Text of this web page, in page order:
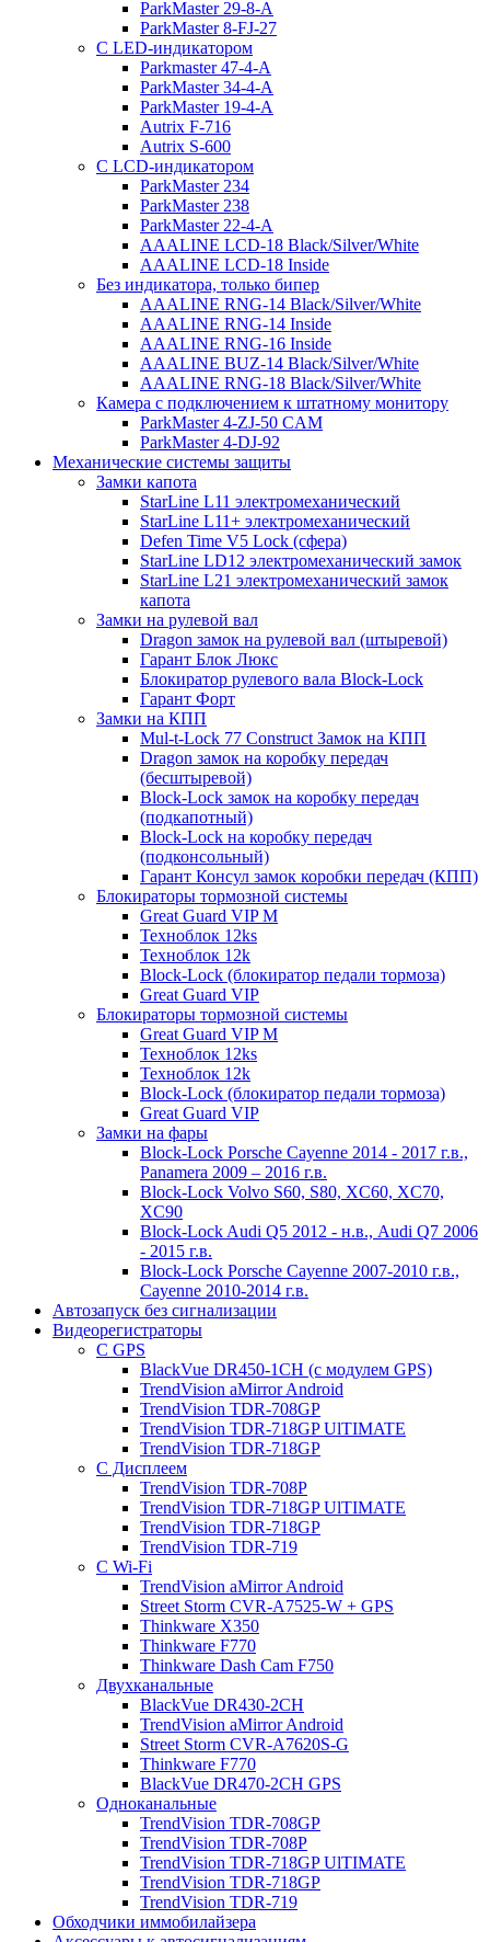
ParkMaster 29-8-A
ParkMaster 8-FJ-27
С LED-индикатором
Parkmaster 47-4-A
ParkMaster 34-4-A
ParkMaster 19-4-A
Autrix F-716
Autrix S-600
С LCD-индикатором
ParkMaster 234
ParkMaster 238
ParkMaster 22-4-A
AAALINE LCD-18 Black/Silver/White
AAALINE LCD-18 Inside
Без индикатора, только бипер
AAALINE RNG-14 Black/Silver/White
AAALINE RNG-14 Inside
AAALINE RNG-16 Inside
AAALINE BUZ-14 Black/Silver/White
AAALINE RNG-18 Black/Silver/White
Камера с подключением к штатному монитору
ParkMaster 4-ZJ-50 CAM
ParkMaster 4-DJ-92
Механические системы защиты
Замки капота
StarLine L11 электромеханический
StarLine L11+ электромеханический
Defen Time V5 Lock (сфера)
StarLine LD12 электромеханический замок
StarLine L21 электромеханический замок
капота
Замки на рулевой вал
Dragon замок на рулевой вал (штыревой)
Гарант Блок Люкс
Блокиратор рулевого вала Block-Lock
Гарант Форт
Замки на КПП
Mul-t-Lock 77 Construct Замок на КПП
Dragon замок на коробку передач
(бесштыревой)
Block-Lock замок на коробку передач
(подкапотный)
Block-Lock на коробку передач
(подконсольный)
Гарант Консул замок коробки передач (КПП)
Блокираторы тормозной системы
Great Guard VIP M
Техноблок 12ks
Техноблок 12k
Block-Lock (блокиратор педали тормоза)
Great Guard VIP
Блокираторы тормозной системы
Great Guard VIP M
Техноблок 12ks
Техноблок 12k
Block-Lock (блокиратор педали тормоза)
Great Guard VIP
Замки на фары
Block-Lock Porsche Cayenne 2014 - 2017 г.в.,
Panamera 2009 – 2016 г.в.
Block-Lock Volvo S60, S80, XC60, XC70,
XC90
Block-Lock Audi Q5 2012 - н.в., Audi Q7 2006
- 2015 г.в.
Block-Lock Porsche Cayenne 2007-2010 г.в.,
Cayenne 2010-2014 г.в.
Автозапуск без сигнализации
Видеорегистраторы
С GPS
BlackVue DR450-1CH (с модулем GPS)
TrendVision aMirror Android
TrendVision TDR-708GP
TrendVision TDR-718GP UlTIMATE
TrendVision TDR-718GP
С Дисплеем
TrendVision TDR-708P
TrendVision TDR-718GP UlTIMATE
TrendVision TDR-718GP
TrendVision TDR-719
С Wi-Fi
TrendVision aMirror Android
Street Storm CVR-A7525-W + GPS
Thinkware X350
Thinkware F770
Thinkware Dash Cam F750
Двухканальные
BlackVue DR430-2CH
TrendVision aMirror Android
Street Storm CVR-A7620S-G
Thinkware F770
BlackVue DR470-2CH GPS
Одноканальные
TrendVision TDR-708GP
TrendVision TDR-708P
TrendVision TDR-718GP UlTIMATE
TrendVision TDR-718GP
TrendVision TDR-719
Обходчики иммобилайзера